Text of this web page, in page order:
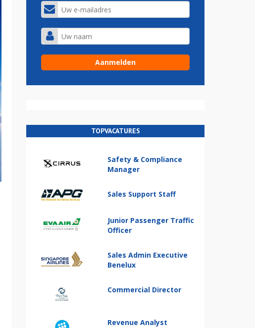
TOPVACATURES
Safety & Compliance
Manager
Sales Support Staff
Junior Passenger Traffic
Officer
Sales Admin Executive
Benelux
Commercial Director
Revenue Analyst